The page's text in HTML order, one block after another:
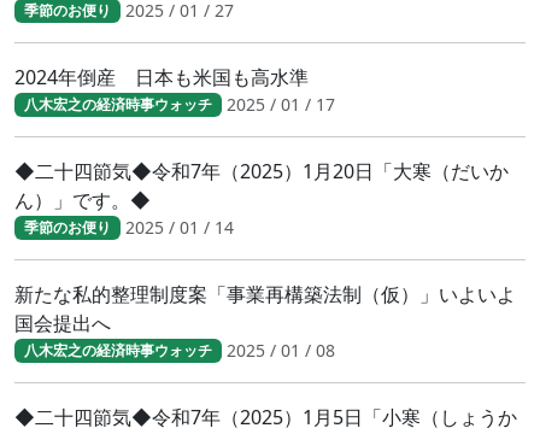
季節のお便り 2025 / 01 / 27
2024年倒産 日本も米国も高水準
八木宏之の経済時事ウォッチ 2025 / 01 / 17
◆二十四節気◆令和7年（2025）1月20日「大寒（だいか
ん）」です。◆
季節のお便り 2025 / 01 / 14
新たな私的整理制度案「事業再構築法制（仮）」いよいよ
国会提出へ
八木宏之の経済時事ウォッチ 2025 / 01 / 08
◆二十四節気◆令和7年（2025）1月5日「小寒（しょうか